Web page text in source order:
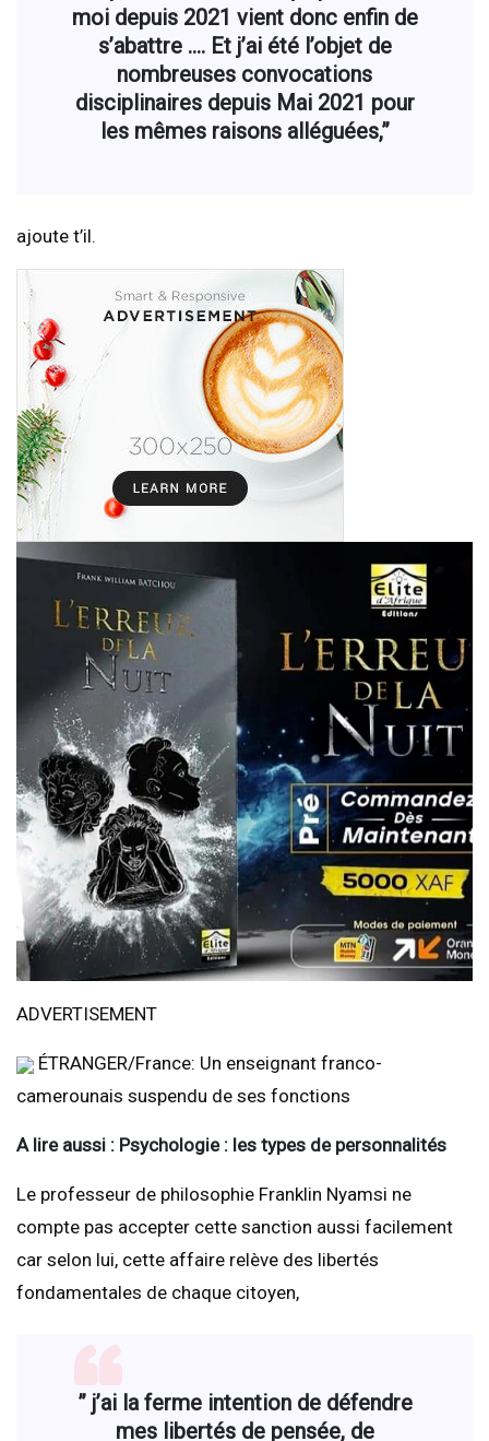
moi depuis 2021 vient donc enfin de
s’abattre …. Et j’ai été l’objet de
nombreuses convocations
disciplinaires depuis Mai 2021 pour
les mêmes raisons alléguées,”
ajoute t’il.
ADVERTISEMENT
ÉTRANGER/France: Un enseignant franco-
camerounais suspendu de ses fonctions
A lire aussi : Psychologie : les types de personnalités
Le professeur de philosophie Franklin Nyamsi ne
compte pas accepter cette sanction aussi facilement
car selon lui, cette affaire relève des libertés
fondamentales de chaque citoyen,
” j’ai la ferme intention de défendre
mes libertés de pensée, de